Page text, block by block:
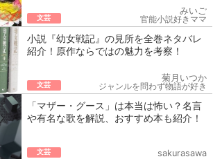
文芸
みいご
官能小説好きママ
小説『幼女戦記』の見所を全巻ネタバレ
紹介！原作ならではの魅力を考察！
文芸
菊月いつか
ジャンルを問わず物語が好き
「マザー・グース」は本当は怖い？名言
や有名な歌を解説、おすすめ本も紹介！
文芸 sakurasawa